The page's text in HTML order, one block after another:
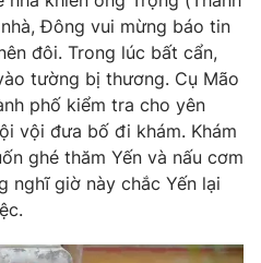
Đông vui mừng báo tin
đôi. Trong lúc bất cẩn,
tường bị thương. Cụ Mão
phố kiểm tra cho yên
vội đưa bố đi khám. Khám
ghé thăm Yến và nấu cơm
nghĩ giờ này chắc Yến lại